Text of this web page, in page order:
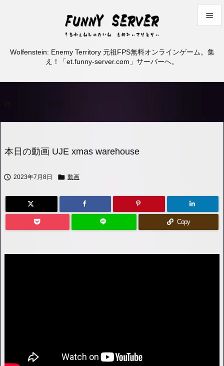
Wolfenstein: Enemy Territory 元祖FPS無料オンラインゲーム。集
え！「et.funny-server.com」サーバーへ。

次へ
本日の動画 UJE xmas warehouse
 2023年7月8日  動画
Copy